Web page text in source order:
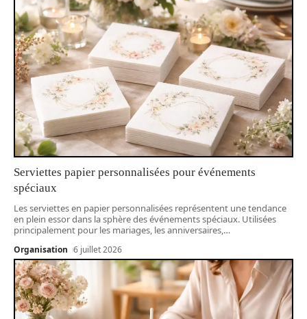
Serviettes papier personnalisées pour événements
spéciaux
Les serviettes en papier personnalisées représentent une tendance
en plein essor dans la sphère des événements spéciaux. Utilisées
principalement pour les mariages, les anniversaires,…
Organisation 6 juillet 2026